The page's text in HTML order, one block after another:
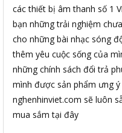
các thiết bị âm thanh số 1
bạn những trải nghiệm
cho những bài nhạc sóng
thêm yêu cuộc sống của
những chính sách đổi trả
mình được sản phẩm ưng
nghenhinviet.com sẽ luôn
mua sắm tại đây